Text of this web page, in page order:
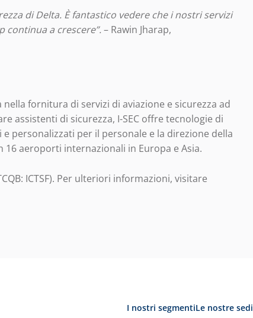
di Delta. È fantastico vedere che i nostri servizi
continua a crescere”. – Rawin Jharap,
nella fornitura di servizi di aviazione e sicurezza ad
assistenti di sicurezza, I-SEC offre tecnologie di
personalizzati per il personale e la direzione della
16 aeroporti internazionali in Europa e Asia.
ICTSF). Per ulteriori informazioni, visitare
I nostri segmentiLe nostre sedi